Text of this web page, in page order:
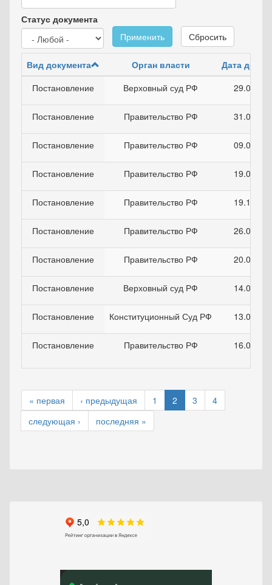
Статус документа
Применить
Сбросить
Вид документа Орган власти
Дата
Постановление
Верховный суд РФ
Постановление Правительство РФ
Постановление Правительство РФ
Постановление Правительство РФ
Постановление Правительство РФ
Постановление Правительство РФ
Постановление Правительство РФ
Постановление Верховный суд РФ
Постановление Конституционный Суд РФ
Постановление Правительство РФ
« первая ‹ предыдущая 1 2 3
4
следующая ›
последняя »